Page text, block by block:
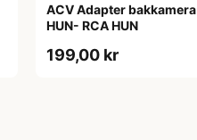
ACV Adapter bakkamera
HUN- RCA HUN
199,00 kr